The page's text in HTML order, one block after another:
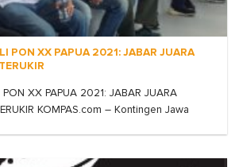
PON XX PAPUA 2021: JABAR JUARA
PON XX PAPUA 2021: JABAR JUARA
KOMPAS.com – Kontingen Jawa